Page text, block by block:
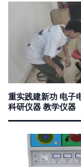
重实践建新功 电子
科研仪器 教学仪器